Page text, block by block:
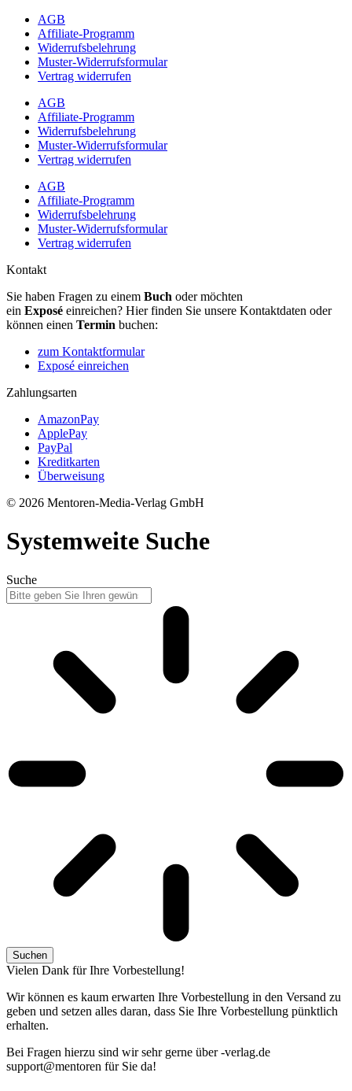
AGB
Affiliate-Programm
Widerrufsbelehrung
Muster-Widerrufsformular
Vertrag widerrufen
AGB
Affiliate-Programm
Widerrufsbelehrung
Muster-Widerrufsformular
Vertrag widerrufen
AGB
Affiliate-Programm
Widerrufsbelehrung
Muster-Widerrufsformular
Vertrag widerrufen
Kontakt
Sie haben Fragen zu einem Buch oder möchten
ein Exposé einreichen? Hier finden Sie unsere Kontaktdaten oder
können einen Termin buchen:
zum Kontaktformular
Exposé einreichen
Zahlungsarten
AmazonPay
ApplePay
PayPal
Kreditkarten
Überweisung
© 2026 Mentoren-Media-Verlag GmbH
Systemweite Suche
Suche
Suchen
Vielen Dank für Ihre Vorbestellung!
Wir können es kaum erwarten Ihre Vorbestellung in den Versand zu
geben und setzen alles daran, dass Sie Ihre Vorbestellung pünktlich
erhalten.
Bei Fragen hierzu sind wir sehr gerne übered.galrev-
nerotnem
@troppus für Sie da!